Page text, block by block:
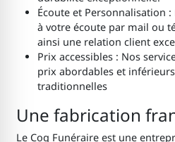
Écoute et Personnalisation
à votre écoute par mail ou
ainsi une relation client
Prix accessibles : Nos
prix abordables et
traditionnelles
Une fabrication
Le Coq Funéraire est une